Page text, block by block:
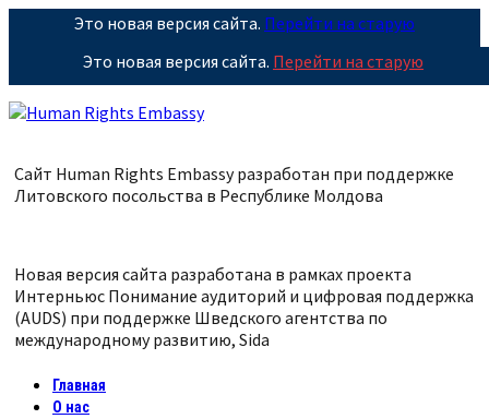
Это новая версия сайта. Перейти на старую
Это новая версия сайта. Перейти на старую
Сайт Human Rights Embassy разработан при поддержке
Литовского посольства в Республике Молдова
Новая версия сайта разработана в рамках проекта
Интерньюс Понимание аудиторий и цифровая поддержка
(AUDS) при поддержке Шведского агентства по
международному развитию, Sida
Главная
О нас